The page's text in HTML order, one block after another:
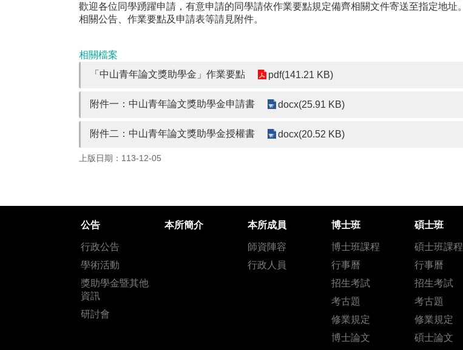
歡迎各位同學踴躍申請，有意申請的同學請依作業要點規定備齊相關文件寄送至指定地址。
相關公告、作業要點及申請表等請見附件。
相關檔案
「中山青年論文獎助學金」作業要點
pdf(141.21 KB)
附件一：中山青年論文獎助學金申請書 docx(25.91 KB)
附件二：中山青年論文獎助學金授權書 docx(20.52 KB)
上版日期：113-12-05
公告
行政公告
學術活動
獎助學金暨其他
資訊
研討會
本所簡介 本所成員
師資陣容
行政人員
博士班
博士班課程
行事曆
招生考試
考古題
修業規定
博士論文
碩士班
碩士班課程
行事曆
招生考試
考古題
修業規定
碩士論文